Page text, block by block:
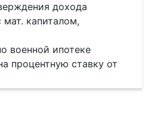
дохода
капиталом,
военной ипотеке
процентную ставку от